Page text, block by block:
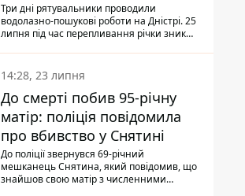
Три дні рятувальники проводили
водолазно-пошукові роботи на Дністрі. 25
липня під час перепливання річки зник
виявили тіло.
14:28, 23 липня
До смерті побив 95-річну
матір: поліція повідомила
про вбивство у Снятині
До поліції звернувся 69-річний
мешканець Снятина, який повідомив, що
знайшов свою матір з численними